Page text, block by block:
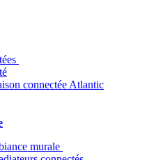
connectée Atlantic
murale